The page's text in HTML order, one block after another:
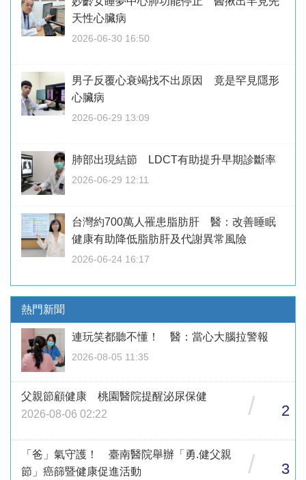
天性心臟病
2026-06-30 16:50
男子反覆心衰竭找不出原因 竟是罕見隱形
心臟病
2026-06-29 13:09
肺部出現結節 LDCT有助提升早期診斷率
2026-06-29 12:11
台灣約700萬人罹患脂肪肝 醫：改善睡眠
健康有助降低脂肪肝及代謝異常風險
2026-06-24 16:17
熱門新聞
連玩笑都聽不懂！ 醫：當心大腦拉警報
2026-08-05 11:35
父親節顧健康 桃園醫院提醒泌尿保健
2026-08-06 02:22
/ 2
「爸」氣守護！ 臺南醫院舉辦「勇.健父親
節」癌篩暨健康促進活動
/ 3